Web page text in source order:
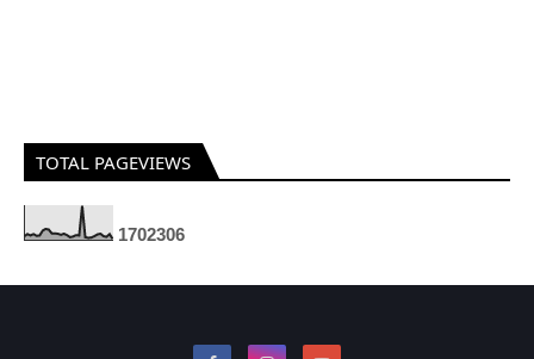
TOTAL PAGEVIEWS
1702306